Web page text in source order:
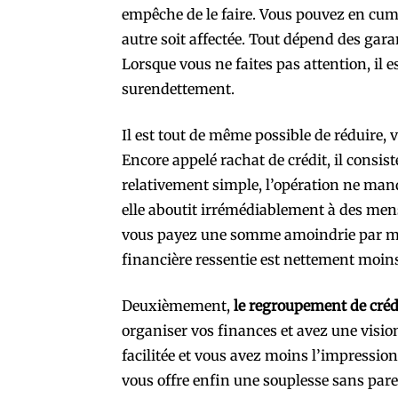
empêche de le faire. Vous pouvez en
autre soit affectée. Tout dépend des
Lorsque vous ne faites pas attention, il
surendettement.
Il est tout de même possible de réduire,
Encore appelé rachat de crédit, il
relativement simple, l’opération ne
elle aboutit irrémédiablement à des
vous payez une somme amoindrie par
financière ressentie est nettement
Deuxièmement, le regroupement de
organiser vos finances et avez une
facilitée et vous avez moins
vous offre enfin une souplesse sans